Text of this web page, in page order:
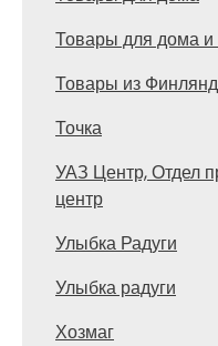
Товары для дома
Товары из
Точка
УАЗ Центр, Отдел
центр
Улыбка Радуги
Улыбка радуги
Хозмаг